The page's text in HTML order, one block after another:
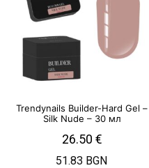
Trendynails Builder-Hard Gel –
Silk Nude – 30 мл
26.50 €
51.83 BGN